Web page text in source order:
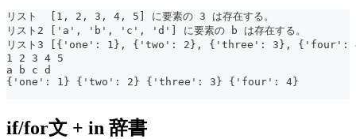
リスト  [1, 2, 3, 4, 5] に要素の 3 は存在する。
リスト2 ['a', 'b', 'c', 'd'] に要素の b は存在する。
リスト3 [{'one': 1}, {'two': 2}, {'three': 3}, {'four': 4}]
1 2 3 4 5
a b c d
{'one': 1} {'two': 2} {'three': 3} {'four': 4}
if/for文 + in 辞書